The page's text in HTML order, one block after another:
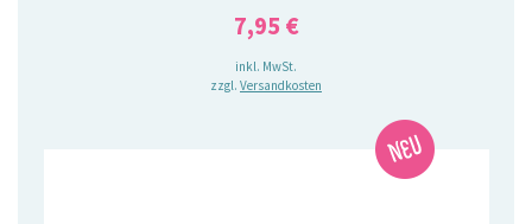
7,95 €
inkl. MwSt.
zzgl. Versandkosten